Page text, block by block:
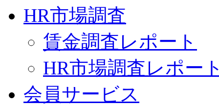
HR市場調査
賃金調査レポート
HR市場調査レポー
会員サービス